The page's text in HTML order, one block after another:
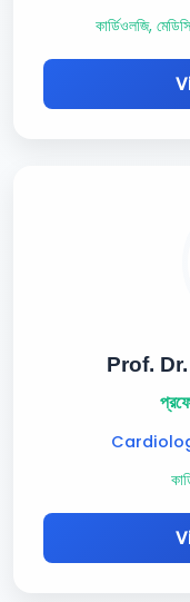
কার্ডিওলজি,
Prof.